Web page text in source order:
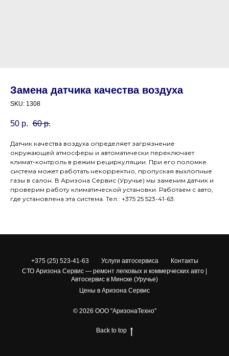
Замена датчика качества воздуха
SKU: 1308
50 р. 60 р.
Датчик качества воздуха определяет загрязнение
окружающей атмосферы и автоматически переключает
климат-контроль в режим рециркуляции. При его поломке
система может работать некорректно, пропуская выхлопные
газы в салон. В Аризона Сервис (Уручье) мы заменим датчик и
проверим работу климатической установки. Работаем с авто,
где установлена эта система. Тел.: +375 25 523-41-63.
+375 (25) 523-41-63 Услуги автосервиса
Контакты
СТО Аризона Сервис — ремонт легковых и коммерческих авто |
Автосервис в Минске (Уручье)
Цены в Аризона Сервис
© 2026 ООО "АризонаТехно"
Back to top